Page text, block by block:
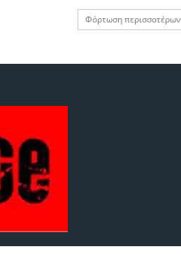
Φόρτωση περισσοτέρων